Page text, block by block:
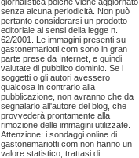
senza alcuna periodicità. Non può
pertanto considerarsi un prodotto
editoriale ai sensi della legge n.
62/2001. Le immagini presenti su
gastonemariotti.com sono in gran
parte prese da Internet, e quindi
valutate di pubblico dominio. Se i
soggetti o gli autori avessero
qualcosa in contrario alla
pubblicazione, non avranno che da
segnalarlo all'autore del blog, che
provvederà prontamente alla
rimozione delle immagini utilizzate.
Attenzione: i sondaggi online di
gastonemariotti.com non hanno un
valore statistico; trattasi di